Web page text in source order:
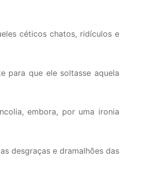
céticos chatos, ridículos e
para que ele soltasse aquela
embora, por uma ironia
desgraças e dramalhões das